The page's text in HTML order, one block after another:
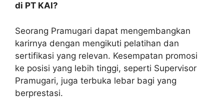
di PT KAI?
Seorang Pramugari dapat mengembangkan
karirnya dengan mengikuti pelatihan dan
sertifikasi yang relevan. Kesempatan promosi
ke posisi yang lebih tinggi, seperti Supervisor
Pramugari, juga terbuka lebar bagi yang
berprestasi.